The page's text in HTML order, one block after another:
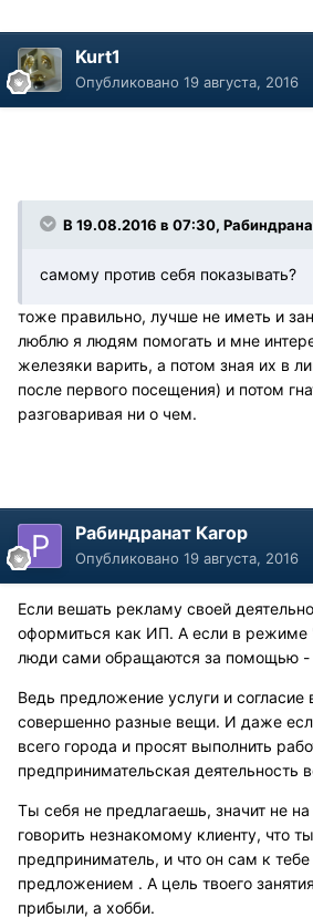
Kurt1
Опубликовано 19 августа, 2016
В 19.08.2016 в 07:30,
самому против себя показывать?
тоже правильно, лучше не иметь и
люблю я людям помогать и мне
железяки варить, а потом зная их в
после первого посещения) и потом
разговаривая ни о чем.
Рабиндранат Кагор
Опубликовано 19 августа, 2016
Если вешать рекламу своей
оформиться как ИП. А если в режиме
люди сами обращаются за помощью -
Ведь предложение услуги и
совершенно разные вещи. И даже
всего города и просят выполнить
предпринимательская деятельность
Ты себя не предлагаешь, значит не
говорить незнакомому клиенту, что
предприниматель, и что он сам к
предложением . А цель твоего
прибыли, а хобби.